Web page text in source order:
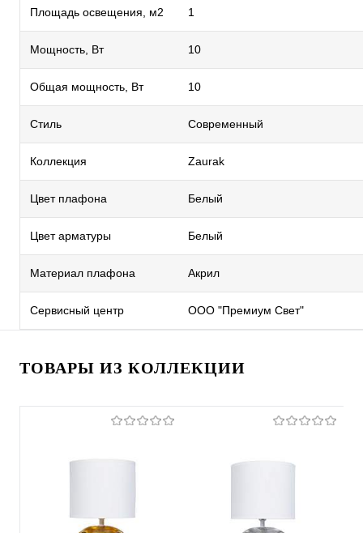
Площадь освещения, м2 1
Мощность, Вт 10
Общая мощность, Вт 10
Стиль Современный
Коллекция Zaurak
Цвет плафона Белый
Цвет арматуры Белый
Материал плафона Акрил
Сервисный центр ООО "Премиум Свет"
ТОВАРЫ ИЗ КОЛЛЕКЦИИ